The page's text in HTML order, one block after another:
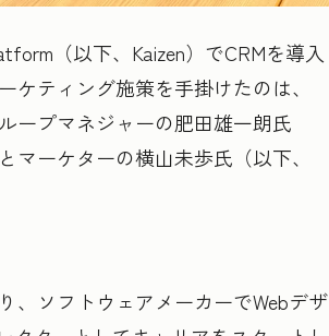
（以下、Kaizen）でCRMを導入
ケティング施策を手掛けたのは、
ープマネジャーの肥田雄一朗氏
マーケターの横山未歩氏（以下、
、ソフトウェアメーカーでWebデザ